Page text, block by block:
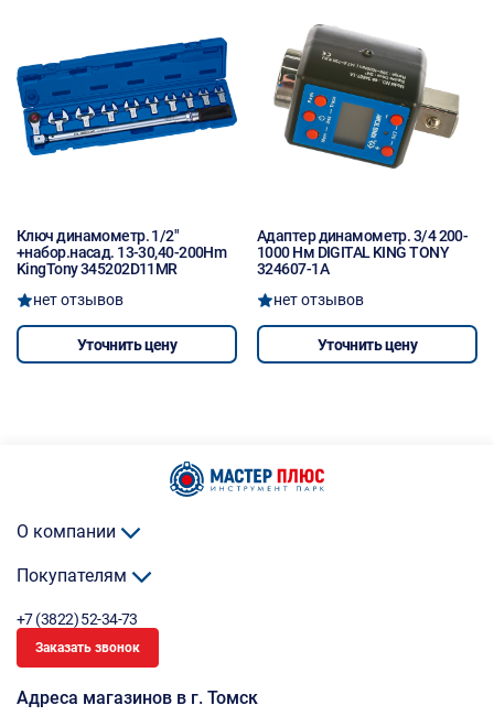
Ключ динамометр. 1/2"
+набор.насад. 13-30,40-200Hm
KingTony 345202D11MR
нет отзывов
Уточнить цену
Адаптер динамометр. 3/4 200-
1000 Нм DIGITAL KING TONY
324607-1А
нет отзывов
Уточнить цену
О компании
Покупателям
+7 (3822) 52-34-73
Заказать звонок
Адреса магазинов в г. Томск